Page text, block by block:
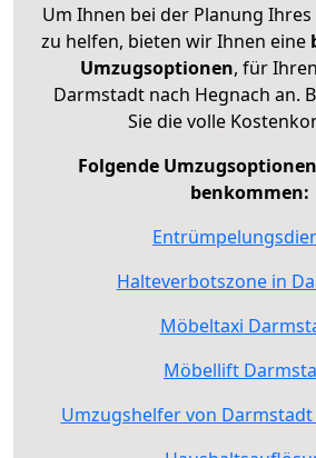
Um Ihnen bei der Planung
zu helfen, bieten wir Ihnen eine
Umzugsoptionen, für
Darmstadt nach Hegnach an.
Sie die volle
Folgende
benkommen:
Halteverbotszone in
Möbeltaxi
Möbellift
Umzugshelfer von